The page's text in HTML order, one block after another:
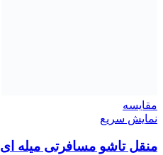
مقايسه
نمایش سریع
منقل تاشو مسافرتی میله ای